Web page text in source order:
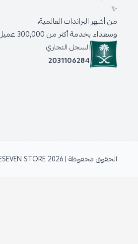
✨
من أشهر البراندات العالمية،
وسعداء بخدمة أكثر من 300,000 عميل حول المملكة.
السجل التجاري
2031106284
الحقوق محفوظة | 2026 STORE